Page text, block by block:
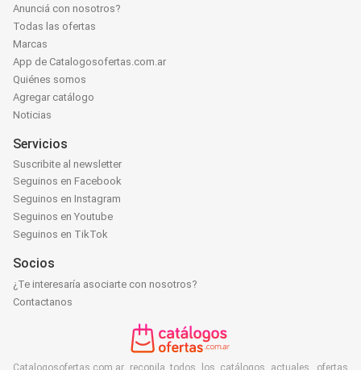
Anunciá con nosotros?
Todas las ofertas
Marcas
App de Catalogosofertas.com.ar
Quiénes somos
Agregar catálogo
Noticias
Servicios
Suscribite al newsletter
Seguinos en Facebook
Seguinos en Instagram
Seguinos en Youtube
Seguinos en TikTok
Socios
¿Te interesaría asociarte con nosotros?
Contactanos
Catalogosofertas.com.ar recopila todos los catálogos actuales, ofertas